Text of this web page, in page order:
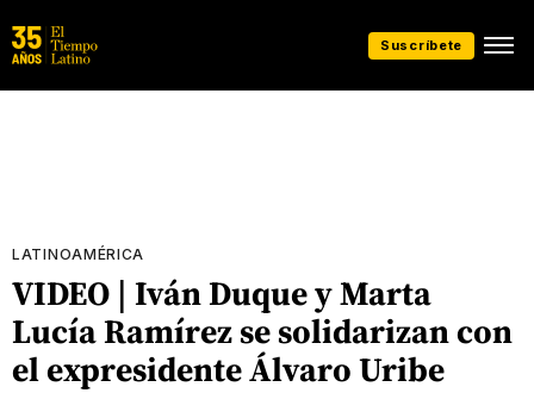
Suscríbete
LATINOAMÉRICA
VIDEO | Iván Duque y Marta
Lucía Ramírez se solidarizan con
el expresidente Álvaro Uribe